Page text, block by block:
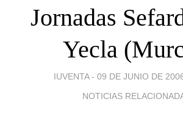
Jornadas
Yecla
IUVENTA - 09 DE JUNIO DE
NOTICIAS